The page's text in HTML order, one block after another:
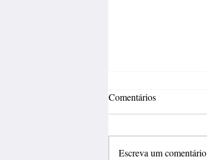
Comentários
Escreva um comentário